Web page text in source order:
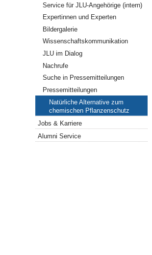
Service für JLU-Angehörige (intern)
Expertinnen und Experten
Bildergalerie
Wissenschaftskommunikation
JLU im Dialog
Nachrufe
Suche in Pressemitteilungen
Pressemitteilungen
Natürliche Alternative zum
chemischen Pflanzenschutz
Jobs & Karriere
Alumni Service